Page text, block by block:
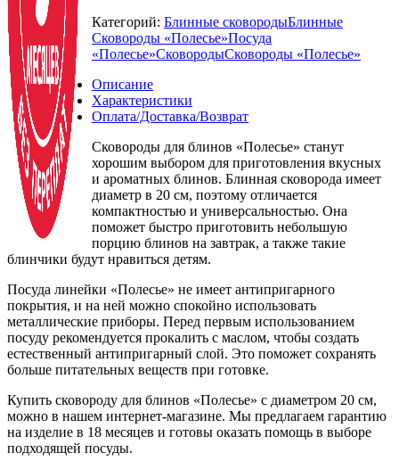
Категорий: Блинные сковородыБлинные
Сковороды «Полесье»Посуда
«Полесье»СковородыСковороды «Полесье»
Описание
Характеристики
Оплата/Доставка/Возврат
Сковороды для блинов «Полесье» станут
хорошим выбором для приготовления вкусных
и ароматных блинов. Блинная сковорода имеет
диаметр в 20 см, поэтому отличается
компактностью и универсальностью. Она
поможет быстро приготовить небольшую
порцию блинов на завтрак, а также такие
блинчики будут нравиться детям.
Посуда линейки «Полесье» не имеет антипригарного
покрытия, и на ней можно спокойно использовать
металлические приборы. Перед первым использованием
посуду рекомендуется прокалить с маслом, чтобы создать
естественный антипригарный слой. Это поможет сохранять
больше питательных веществ при готовке.
Купить сковороду для блинов «Полесье» с диаметром 20 см,
можно в нашем интернет-магазине. Мы предлагаем гарантию
на изделие в 18 месяцев и готовы оказать помощь в выборе
подходящей посуды.